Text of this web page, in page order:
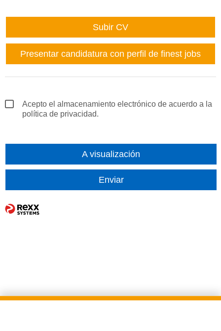
Subir CV
Presentar candidatura con perfil de finest jobs
Acepto el almacenamiento electrónico de acuerdo a la
política de privacidad.
A visualización
Enviar